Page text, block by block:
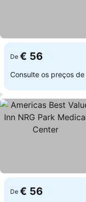
De € 56
Consulte os preços de
De € 56